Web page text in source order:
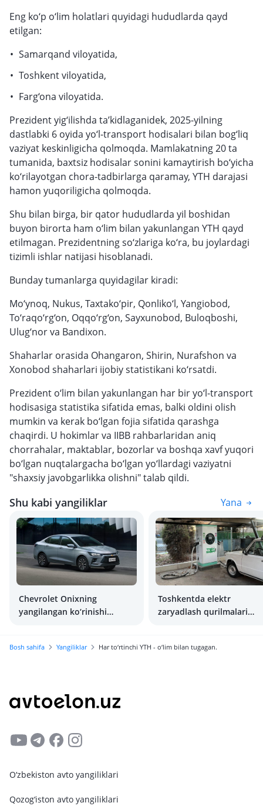
Eng ko‘p o‘lim holatlari quyidagi hududlarda qayd
etilgan:
Samarqand viloyatida,
Toshkent viloyatida,
Farg‘ona viloyatida.
Prezident yig‘ilishda ta’kidlaganidek, 2025-yilning
dastlabki 6 oyida yo‘l-transport hodisalari bilan bog‘liq
vaziyat keskinligicha qolmoqda. Mamlakatning 20 ta
tumanida, baxtsiz hodisalar sonini kamaytirish bo‘yicha
ko‘rilayotgan chora-tadbirlarga qaramay, YTH darajasi
hamon yuqoriligicha qolmoqda.
Shu bilan birga, bir qator hududlarda yil boshidan
buyon birorta ham o‘lim bilan yakunlangan YTH qayd
etilmagan. Prezidentning so‘zlariga ko‘ra, bu joylardagi
tizimli ishlar natijasi hisoblanadi.
Bunday tumanlarga quyidagilar kiradi:
Mo‘ynoq, Nukus, Taxtako‘pir, Qonliko‘l, Yangiobod,
To‘raqo‘rg‘on, Oqqo‘rg‘on, Sayxunobod, Buloqboshi,
Ulug‘nor va Bandixon.
Shaharlar orasida Ohangaron, Shirin, Nurafshon va
Xonobod shaharlari ijobiy statistikani ko‘rsatdi.
Prezident o‘lim bilan yakunlangan har bir yo‘l-transport
hodisasiga statistika sifatida emas, balki oldini olish
mumkin va kerak bo‘lgan fojia sifatida qarashga
chaqirdi. U hokimlar va IIBB rahbarlaridan aniq
chorrahalar, maktablar, bozorlar va boshqa xavf yuqori
bo‘lgan nuqtalargacha bo‘lgan yo‘llardagi vaziyatni
"shaxsiy javobgarlikka olishni" talab qildi.
Shu kabi yangiliklar Yana
Chevrolet Onixning
yangilangan ko‘rinishi
Toshkentda elektr
zaryadlash qurilmalari
Bosh sahifa Yangiliklar Har to‘rtinchi YTH - o‘lim bilan tugagan.
O‘zbekiston avto yangiliklari
Qozog‘iston avto yangiliklari